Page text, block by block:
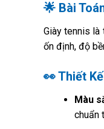
🌟 Bài
Giày tennis là
ốn định, độ
👀 Thiết
Màu
chuẩn